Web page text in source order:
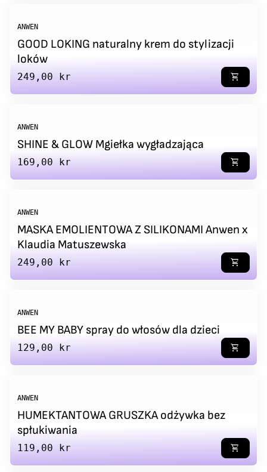
ANWEN
GOOD LOKING naturalny krem do stylizacji
loków
Regular price
249,00 kr shopping_cart
ANWEN
SHINE & GLOW Mgiełka wygładzająca
Regular price
169,00 kr shopping_cart
ANWEN
MASKA EMOLIENTOWA Z SILIKONAMI Anwen x
Klaudia Matuszewska
Regular price
249,00 kr shopping_cart
ANWEN
BEE MY BABY spray do włosów dla dzieci
Regular price
129,00 kr shopping_cart
ANWEN
HUMEKTANTOWA GRUSZKA odżywka bez
spłukiwania
Regular price
119,00 kr shopping_cart